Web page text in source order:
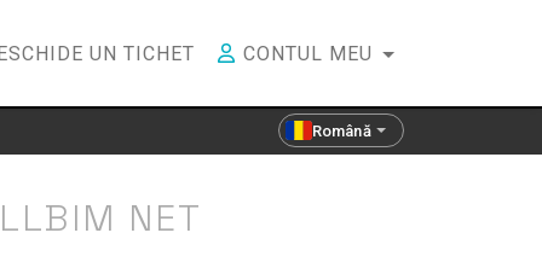
UN TICHET CONTUL MEU
Română
NET